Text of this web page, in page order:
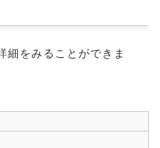
細をみることができま